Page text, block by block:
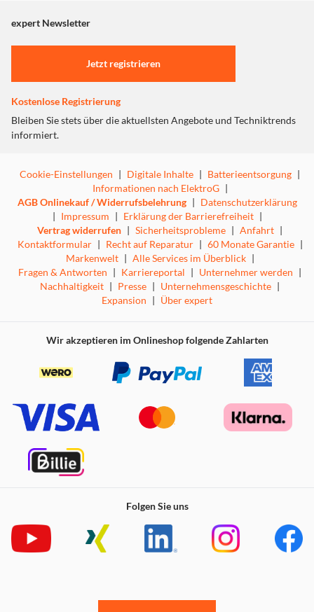
"Marketing".
Einstellungen anpassen
expert Newsletter
Jetzt registrieren
Kostenlose Registrierung
Bleiben Sie stets über die aktuellsten Angebote und Techniktrends
informiert.
Cookie-Einstellungen | Digitale Inhalte | Batterieentsorgung |
Informationen nach ElektroG |
AGB Onlinekauf / Widerrufsbelehrung | Datenschutzerklärung
| Impressum | Erklärung der Barrierefreiheit |
Vertrag widerrufen | Sicherheitsprobleme | Anfahrt |
Kontaktformular | Recht auf Reparatur | 60 Monate Garantie |
Markenwelt | Alle Services im Überblick |
Fragen & Antworten | Karriereportal | Unternehmer werden |
Nachhaltigkeit | Presse | Unternehmensgeschichte |
Expansion | Über expert
Wir akzeptieren im Onlineshop folgende Zahlarten
Folgen Sie uns